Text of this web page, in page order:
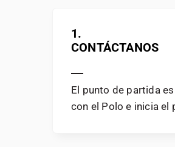
1.
CONTÁCTANOS
El punto de partida
con el Polo e inicia el